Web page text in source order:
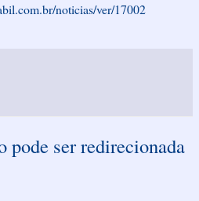
noticias/ver/17002
pode ser redirecionada